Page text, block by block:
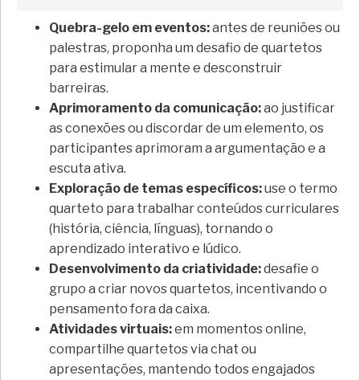
Quebra-gelo em eventos:antes de reuniões ou
palestras, proponha um desafio de quartetos
para estimular a mente e desconstruir
barreiras.
Aprimoramento da comunicação:ao justificar
as conexões ou discordar de um elemento, os
participantes aprimoram a argumentação e a
escuta ativa.
Exploração de temas específicos:use o termo
quarteto para trabalhar conteúdos curriculares
(história, ciência, línguas), tornando o
aprendizado interativo e lúdico.
Desenvolvimento da criatividade:desafie o
grupo a criar novos quartetos, incentivando o
pensamento fora da caixa.
Atividades virtuais:em momentos online,
compartilhe quartetos via chat ou
apresentações, mantendo todos engajados